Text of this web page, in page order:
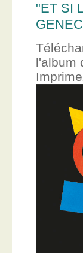
"ET SI
l'album